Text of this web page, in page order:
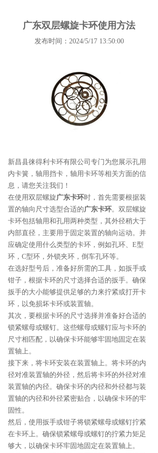
广东双层螺旋卡环使用方法
发布时间：2024/5/17 13:50:00
新昌县徕得利卡环有限公司专门为您展示孔用
内卡簧 ，轴用挡卡，轴用卡环等相关方面的信
息，请您关注我们！
在使用双层螺旋广东卡环时，首先需要根据装
置的轴向尺寸选型合适的广东卡环。双层螺旋
卡环包括轴用和孔用两种类型，其外径稍大于
内部直径，主要用于固定装置的轴向运动。并
应确定使用什么类型的卡环，例如孔环、E型
环，C型环，外锁夹环，倒车孔环等。
在选好型号后，准备好所需的工具，如扳手或
钳子，根据卡环的尺寸选择合适的扳手。确保
扳手的大小能够提供足够的力来拧紧或打开卡
环，以免损坏卡环或装置轴。
其次，要根据卡环的尺寸选择并准备好合适的
锁紧螺母或螺钉。这些螺母或螺钉应与卡环的
尺寸相匹配，以确保卡环能够牢固地固定在装
置轴上。
接下来，将卡环安装在装置轴上。将卡环的内
径对准装置轴的外径，然后将卡环的外径对准
装置轴的内径。确保卡环的内径和外径都与装
置轴的内径和外径紧密贴合，以确保卡环的牢
固性。
然后，使用扳手或钳子将锁紧螺母或螺钉拧紧
在卡环上。确保锁紧螺母或螺钉的拧紧力矩足
够大，以确保卡环牢固地固定在装置轴上。